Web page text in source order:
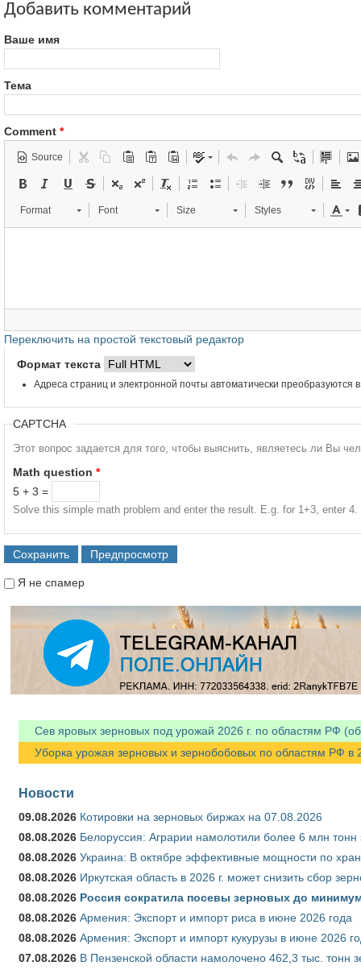
Добавить комментарий
Ваше имя
Тема
Comment *
Source
Format Font Size Styles
Переключить на простой текстовый редактор
Формат текста
Адреса страниц и электронной почты автоматически преобразуются
CAPTCHA
Этот вопрос задается для того, чтобы выяснить, являетесь ли Вы
Math question *
5 + 3 =
Solve this simple math problem and enter the result. E.g. for 1+3, enter 4.
Я не спамер
Сев яровых зерновых под урожай 2026 г. по областям РФ
Уборка урожая зерновых и зернобобовых по областям РФ в
Новости
09.08.2026 Котировки на зерновых биржах на 07.08.2026
08.08.2026 Белоруссия: Аграрии намолотили более 6 млн тонн
08.08.2026 Украина: В октябре эффективные мощности по
08.08.2026 Иркутская область в 2026 г. может снизить сбор
08.08.2026 Россия сократила посевы зерновых до
08.08.2026 Армения: Экспорт и импорт риса в июне 2026 года
08.08.2026 Армения: Экспорт и импорт кукурузы в июне 2026
07.08.2026 В Пензенской области намолочено 462,3 тыс. тонн